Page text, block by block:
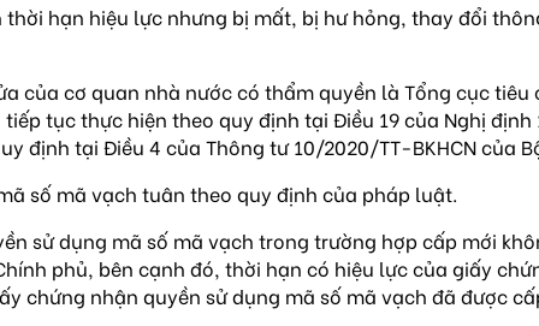
hạn hiệu lực nhưng bị mất, bị hư hỏng, thay đổi
của cơ quan nhà nước có thẩm quyền là Tổng cục
tục thực hiện theo quy định tại Điều 19 của Nghị
định tại Điều 4 của Thông tư 10/2020/TT-BKHCN của
số mã vạch tuân theo quy định của pháp luật.
sử dụng mã số mã vạch trong trường hợp cấp mới
phủ, bên cạnh đó, thời hạn có hiệu lực của giấy
chứng nhận quyền sử dụng mã số mã vạch đã được